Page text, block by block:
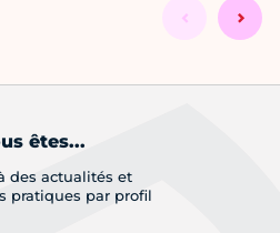
êtes...
des actualités et
pratiques par profil